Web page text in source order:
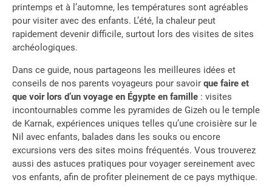
printemps et à l’automne, les températures sont agréables
pour visiter avec des enfants. L’été, la chaleur peut
rapidement devenir difficile, surtout lors des visites de sites
archéologiques.
Dans ce guide, nous partageons les meilleures idées et
conseils de nos parents voyageurs pour savoir que faire et
que voir lors d’un voyage en Égypte en famille : visites
incontournables comme les pyramides de Gizeh ou le temple
de Karnak, expériences uniques telles qu’une croisière sur le
Nil avec enfants, balades dans les souks ou encore
excursions vers des sites moins fréquentés. Vous trouverez
aussi des astuces pratiques pour voyager sereinement avec
vos enfants, afin de profiter pleinement de ce pays mythique.